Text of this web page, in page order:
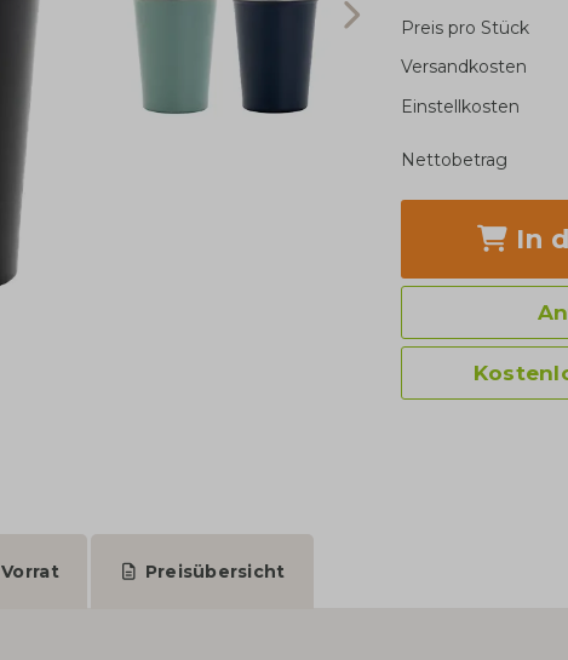
Preis pro Stück
Versandkosten
Einstellkosten
Nettobetrag
In
Vorrat Preisübersicht